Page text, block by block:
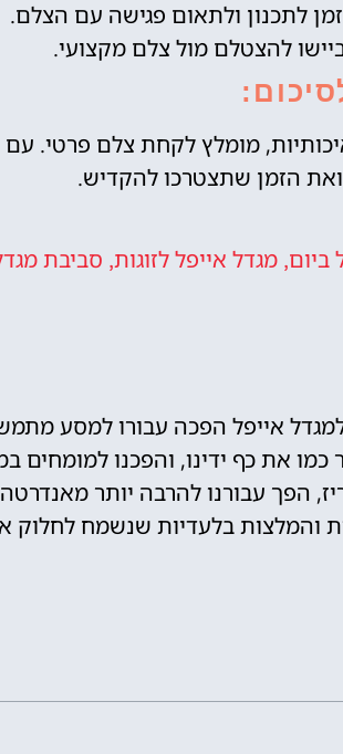
לתכנון ולתאום פגישה עם הצלם.
להצטלם מול צלם מקצועי.
מומלץ לקחת צלם פרטי.
הזמן שתצטרכו להקדיש.
ביום, מגדל אייפל לזוגות, סביבת
אייפל הפכה עבורו למסע
את כף ידינו, והפכנו למומחים
הפך עבורנו להרבה יותר
והמלצות בלעדיות שנשמח לחלוק